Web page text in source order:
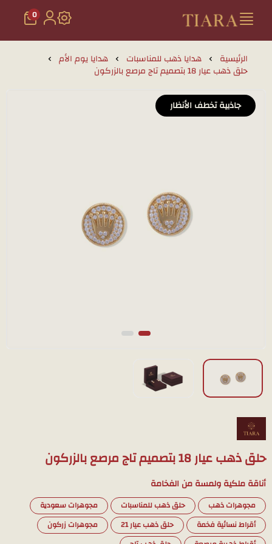
تيارا للذهب والمجوهرات
0
الرئيسية هدايا ذهب للمناسبات هدايا يوم الأم
حلق ذهب عيار 18 بتصميم تاج مرصع بالزركون
جاذبية تخطف الأنظار
حلق ذهب عيار 18 بتصميم تاج مرصع بالزركون
أناقة ملكية ولمسة من الفخامة
مجوهرات ذهب حلق ذهب للمناسبات
مجوهرات سعودية
أقراط نسائية فخمة
حلق ذهب عيار 21
مجوهرات زركون